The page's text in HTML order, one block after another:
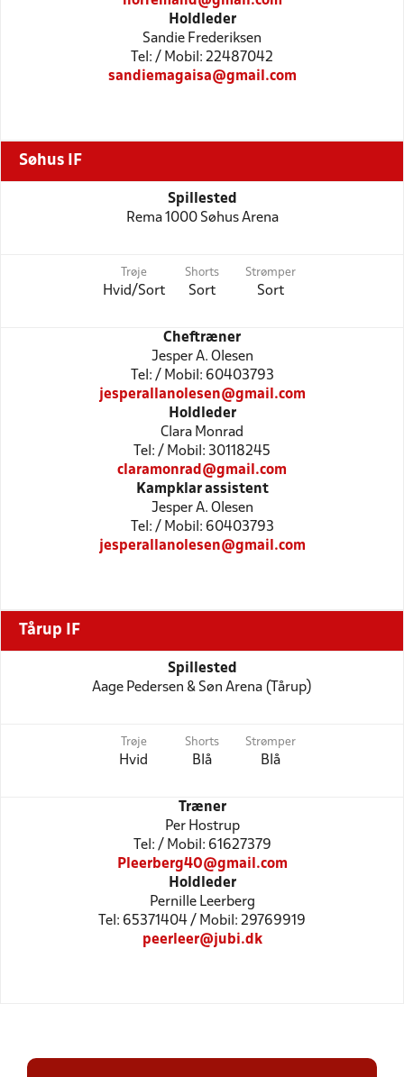
Holdleder
Sandie Frederiksen
Tel: / Mobil: 22487042
sandiemagaisa@gmail.com
Søhus IF
Spillested
Rema 1000 Søhus Arena
Trøje
Hvid/Sort
Shorts
Sort
Strømper
Sort
Cheftræner
Jesper A. Olesen
Tel: / Mobil: 60403793
jesperallanolesen@gmail.com
Holdleder
Clara Monrad
Tel: / Mobil: 30118245
claramonrad@gmail.com
Kampklar assistent
Jesper A. Olesen
Tel: / Mobil: 60403793
jesperallanolesen@gmail.com
Tårup IF
Spillested
Aage Pedersen & Søn Arena (Tårup)
Trøje
Hvid
Shorts
Blå
Strømper
Blå
Træner
Per Hostrup
Tel: / Mobil: 61627379
Pleerberg40@gmail.com
Holdleder
Pernille Leerberg
Tel: 65371404 / Mobil: 29769919
peerleer@jubi.dk